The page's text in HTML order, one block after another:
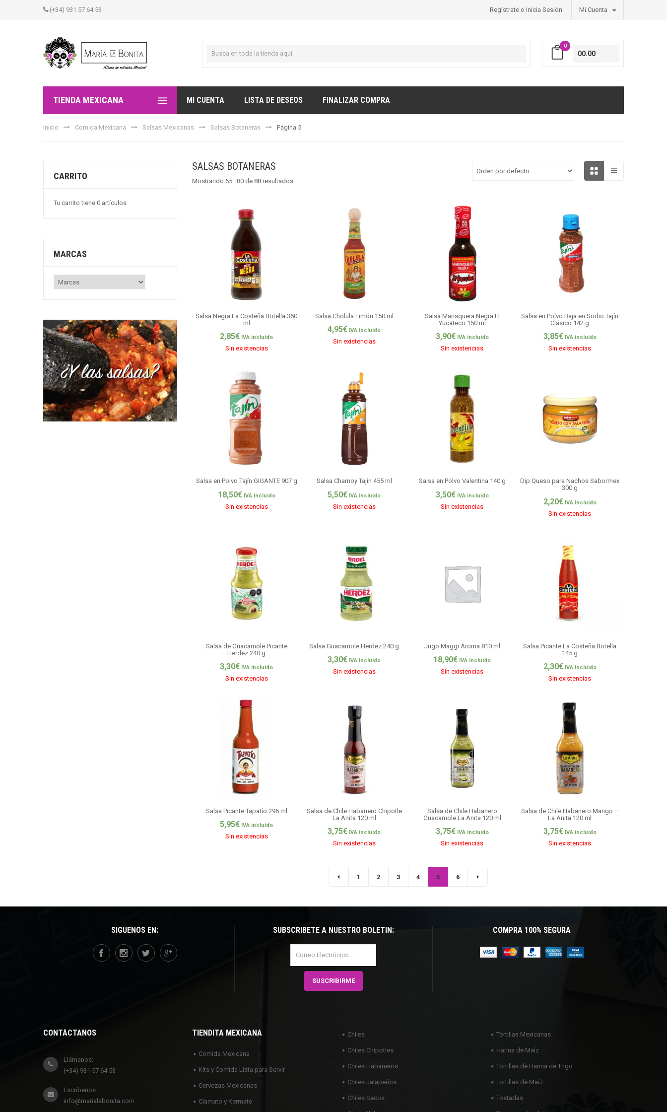
(+34) 931 57 64 53 Regístrate o Inicia Sesión Mi Cuenta
0
00.00
TIENDA MEXICANA MI CUENTA LISTA DE DESEOS FINALIZAR COMPRA
Inicio Comida Mexicana Salsas Mexicanas Salsas Botaneras Página 5
CARRITO
Tu carrito tiene 0 artículos
MARCAS
SALSAS BOTANERAS
Mostrando 65–80 de 88 resultados
Salsa Negra La Costeña Botella 360
ml
2,85€ IVA incluido
Sin existencias
Salsa Cholula Limón 150 ml
4,95€ IVA incluido
Sin existencias
Salsa Marisquera Negra El
Yucateco 150 ml
3,90€ IVA incluido
Sin existencias
Salsa en Polvo Baja en Sodio Tajín
Clásico 142 g
3,85€ IVA incluido
Sin existencias
Salsa en Polvo Tajín GIGANTE 907 g
18,50€ IVA incluido
Sin existencias
Salsa Chamoy Tajín 455 ml
5,50€ IVA incluido
Sin existencias
Salsa en Polvo Valentina 140 g
3,50€ IVA incluido
Sin existencias
Dip Queso para Nachos Sabormex
300 g
2,20€ IVA incluido
Sin existencias
Salsa de Guacamole Picante
Herdez 240 g
3,30€ IVA incluido
Sin existencias
Salsa Guacamole Herdez 240 g
3,30€ IVA incluido
Sin existencias
Jugo Maggi Aroma 810 ml
18,90€ IVA incluido
Sin existencias
Salsa Picante La Costeña Botella
145 g
2,30€ IVA incluido
Sin existencias
Salsa Picante Tapatío 296 ml
5,95€ IVA incluido
Sin existencias
Salsa de Chile Habanero Chipotle
La Anita 120 ml
3,75€ IVA incluido
Sin existencias
Salsa de Chile Habanero
Guacamole La Anita 120 ml
3,75€ IVA incluido
Sin existencias
Salsa de Chile Habanero Mango –
La Anita 120 ml
3,75€ IVA incluido
Sin existencias
1 2 3 4 5 6
SÍGUENOS EN: SUBSCRÍBETE A NUESTRO BOLETÍN: COMPRA 100% SEGURA
CONTÁCTANOS
Llámanos:
(+34) 931 57 64 53
Escríbenos:
info@marialabonita.com
TIENDITA MEXICANA
Comida Mexicana
Kits y Comida Lista para Servir
Cervezas Mexicanas
Clamato y Kermato
Chiles
Chiles Chipotles
Chiles Habaneros
Chiles Jalapeños
Chiles Secos
Tortillas Mexicanas
Harina de Maíz
Tortillas de Harina de Trigo
Tortillas de Maíz
Tostadas